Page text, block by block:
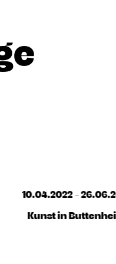
10.04.2022 -
Kunst in